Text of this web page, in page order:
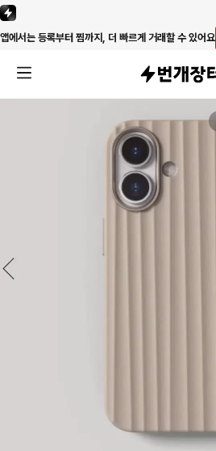
앱에서는 등록부터 찜까지, 더 빠르게 거래할 수 있어요